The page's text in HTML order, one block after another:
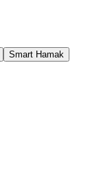
Smart Hamak